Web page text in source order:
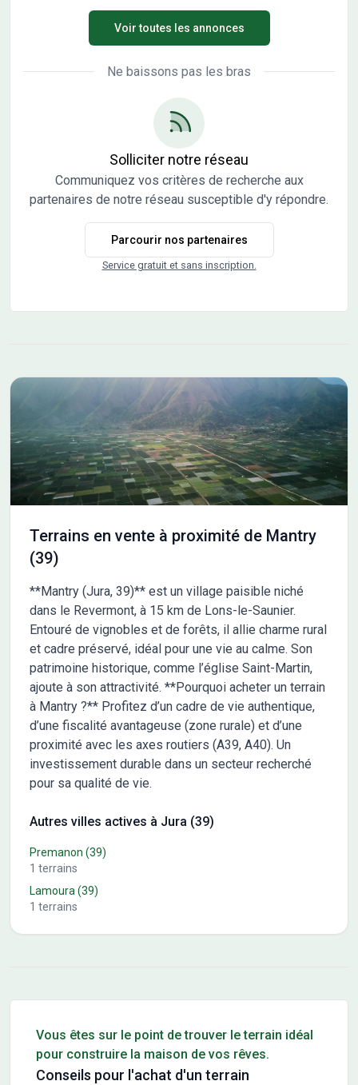
Les commerces de la zone Champ Chassy (Netto,
boulangerie, boucherie, charcuterie, fleuriste, coiffeur,
station essence …) sont également tout proches.
L’environnement est préservé, au calme avec une jolie
viabilisés (raccordés avec regards individuels de
branchement aux réseaux électricité, téléphone, eau
potable, eaux pluviales et eaux usées), bornés et libres de
disponibles immédiatement Eligible au PTZ pour les primo
accédants depuis le 01/04/2025
Voir toutes les annonces
Ne baissons pas les bras
Solliciter notre réseau
Communiquez vos critères de recherche aux
partenaires de notre réseau susceptible d'y répondre.
Parcourir nos partenaires
Service gratuit et sans inscription.
Terrains en vente à proximité de Mantry
(39)
**Mantry (Jura, 39)** est un village paisible niché
dans le Revermont, à 15 km de Lons-le-Saunier.
Entouré de vignobles et de forêts, il allie charme rural
et cadre préservé, idéal pour une vie au calme. Son
patrimoine historique, comme l’église Saint-Martin,
ajoute à son attractivité. **Pourquoi acheter un terrain
à Mantry ?** Profitez d’un cadre de vie authentique,
d’une fiscalité avantageuse (zone rurale) et d’une
proximité avec les axes routiers (A39, A40). Un
investissement durable dans un secteur recherché
pour sa qualité de vie.
Autres villes actives à Jura (39)
Premanon (39)
1 terrains
Lamoura(39)
1 terrains
Vous êtes sur le point de trouver le terrain idéal
pour construire la maison de vos rêves.
Conseils pour l'achat d'un terrain